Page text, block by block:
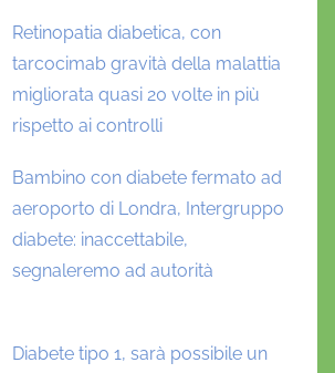
Retinopatia diabetica, con
tarcocimab gravità della malattia
migliorata quasi 20 volte in più
rispetto ai controlli
Bambino con diabete fermato ad
aeroporto di Londra, Intergruppo
diabete: inaccettabile,
segnaleremo ad autorità
Diabete tipo 1, sarà possibile un